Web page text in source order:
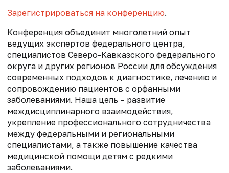
Зарегистрироваться на конференцию.
Конференция объединит многолетний опыт
ведущих экспертов федерального центра,
специалистов Северо-Кавказского федерального
округа и других регионов России для обсуждения
современных подходов к диагностике, лечению и
сопровождению пациентов с орфанными
заболеваниями. Наша цель – развитие
междисциплинарного взаимодействия,
укрепление профессионального сотрудничества
между федеральными и региональными
специалистами, а также повышение качества
медицинской помощи детям с редкими
заболеваниями.